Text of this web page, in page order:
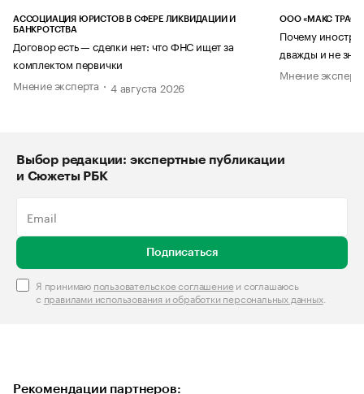
АССОЦИАЦИЯ ЮРИСТОВ В СФЕРЕ ЛИКВИДАЦИИ И
БАНКРОТСТВА
Договор есть — сделки нет: что ФНС ищет за
комплектом первички
Мнение эксперта
4 августа 2026
ООО «МАКС ТРАСТ»
Почему
дважды и не
Мнение
Выбор редакции: экспертные публикации
и Сюжеты РБК
Подписаться
Я принимаю пользовательское соглашениеи соглашаюсь
с правилами использования и обработки персональных данных.
Рекомендации партнеров: